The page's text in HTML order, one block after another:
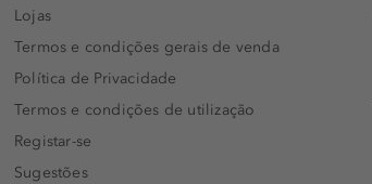
Lojas
Termos e condições gerais de venda
Política de Privacidade
Termos e condições de utilização
Registar-se
Sugestões